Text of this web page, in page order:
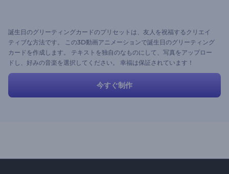
誕生日のグリーティングカードのプリセットは、友人を祝福するクリエイ
ティブな方法です。 この3D動画アニメーションで誕生日のグリーティング
カードを作成します。 テキストを独自のなものにして、写真をアップロー
ドし、好みの音楽を選択してください。 幸福は保証されています！
今すぐ制作